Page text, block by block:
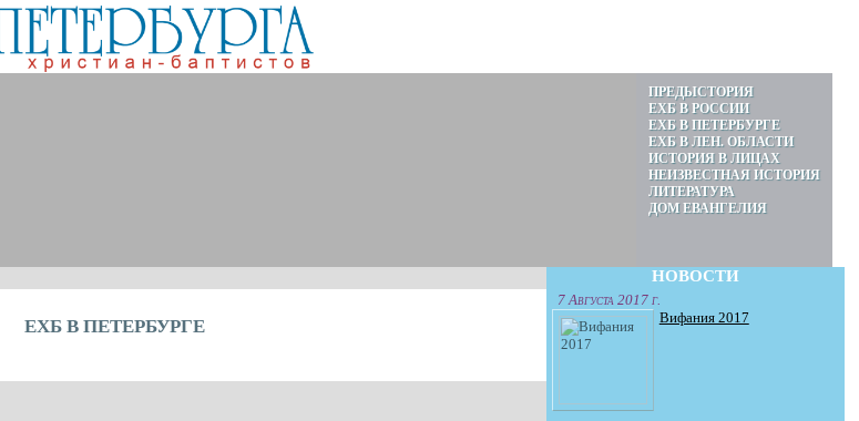
ПРЕДЫСТОРИЯ
ЕХБ В РОССИИ
ЕХБ В ПЕТЕРБУРГЕ
ЕХБ В ЛЕН. ОБЛАСТИ
ИСТОРИЯ В ЛИЦАХ
НЕИЗВЕСТНАЯ ИСТОРИЯ
ЛИТЕРАТУРА
ДОМ ЕВАНГЕЛИЯ
ЕХБ В ПЕТЕРБУРГЕ
НОВОСТИ
7 Августа 2017 г.
Вифания 2017